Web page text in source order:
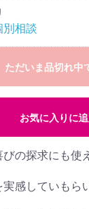
別相談
ただいま品切れ中
お気に入りに
びの探求にも
実感していもら